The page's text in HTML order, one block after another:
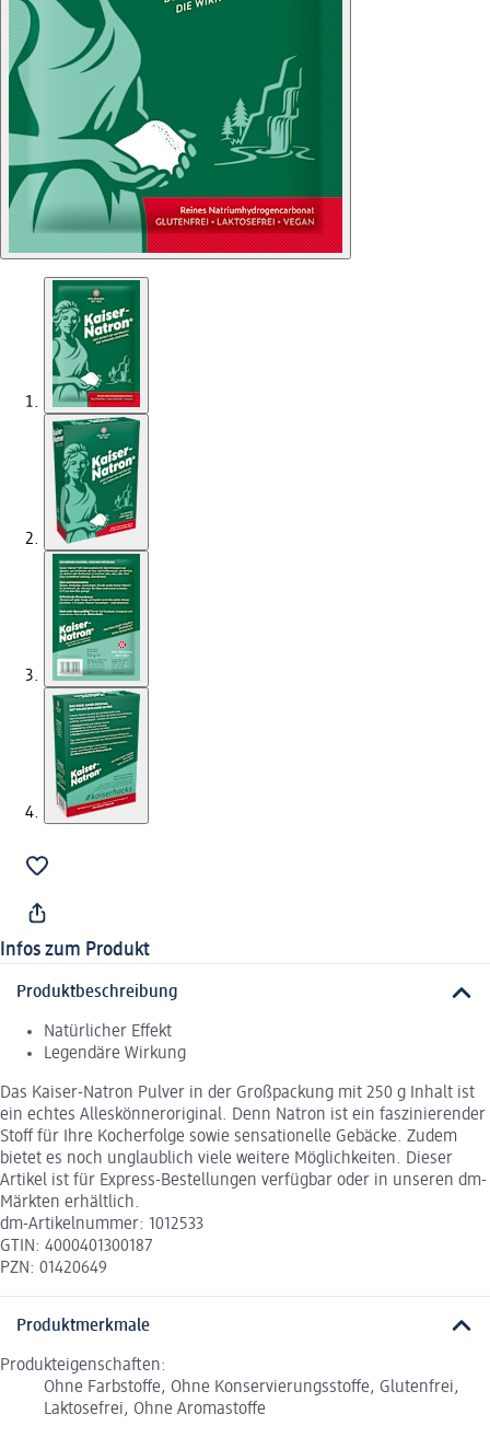
Infos zum Produkt
Produktbeschreibung
Natürlicher Effekt
Legendäre Wirkung
Das Kaiser-Natron Pulver in der Großpackung mit 250 g Inhalt ist
ein echtes Alleskönneroriginal. Denn Natron ist ein faszinierender
Stoff für Ihre Kocherfolge sowie sensationelle Gebäcke. Zudem
bietet es noch unglaublich viele weitere Möglichkeiten. Dieser
Artikel ist für Express-Bestellungen verfügbar oder in unseren dm-
Märkten erhältlich.
dm-Artikelnummer: 1012533
GTIN: 4000401300187
PZN: 01420649
Produktmerkmale
Produkteigenschaften:
Ohne Farbstoffe, Ohne Konservierungsstoffe, Glutenfrei,
Laktosefrei, Ohne Aromastoffe